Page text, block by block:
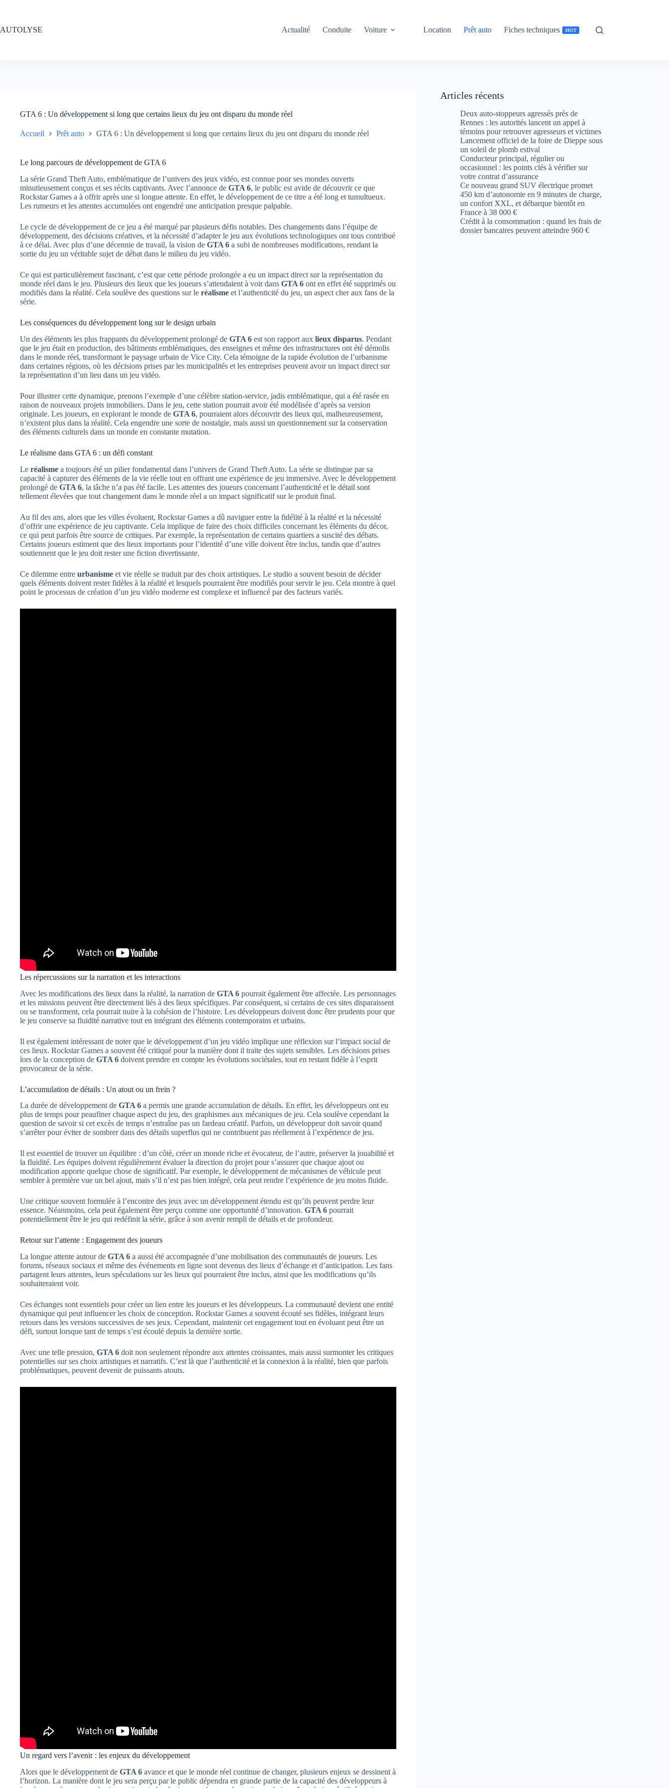
AUTOLYSE
Actualité Conduite Voiture Location Prêt auto Fiches techniques HOT
GTA 6 : Un développement si long que certains lieux du jeu ont disparu du monde réel
Accueil Prêt auto GTA 6 : Un développement si long que certains lieux du jeu ont disparu du monde réel
Le long parcours de développement de GTA 6
La série Grand Theft Auto, emblématique de l’univers des jeux vidéo, est connue pour ses mondes ouverts
minutieusement conçus et ses récits captivants. Avec l’annonce de GTA 6, le public est avide de découvrir ce que
Rockstar Games a à offrir après une si longue attente. En effet, le développement de ce titre a été long et tumultueux.
Les rumeurs et les attentes accumulées ont engendré une anticipation presque palpable.
Le cycle de développement de ce jeu a été marqué par plusieurs défis notables. Des changements dans l’équipe de
développement, des décisions créatives, et la nécessité d’adapter le jeu aux évolutions technologiques ont tous contribué
à ce délai. Avec plus d’une décennie de travail, la vision de GTA 6 a subi de nombreuses modifications, rendant la
sortie du jeu un véritable sujet de débat dans le milieu du jeu vidéo.
Ce qui est particulièrement fascinant, c’est que cette période prolongée a eu un impact direct sur la représentation du
monde réel dans le jeu. Plusieurs des lieux que les joueurs s’attendaient à voir dans GTA 6 ont en effet été supprimés ou
modifiés dans la réalité. Cela soulève des questions sur le réalisme et l’authenticité du jeu, un aspect cher aux fans de la
série.
Les conséquences du développement long sur le design urbain
Un des éléments les plus frappants du développement prolongé de GTA 6 est son rapport aux lieux disparus. Pendant
que le jeu était en production, des bâtiments emblématiques, des enseignes et même des infrastructures ont été démolis
dans le monde réel, transformant le paysage urbain de Vice City. Cela témoigne de la rapide évolution de l’urbanisme
dans certaines régions, où les décisions prises par les municipalités et les entreprises peuvent avoir un impact direct sur
la représentation d’un lieu dans un jeu vidéo.
Pour illustrer cette dynamique, prenons l’exemple d’une célèbre station-service, jadis emblématique, qui a été rasée en
raison de nouveaux projets immobiliers. Dans le jeu, cette station pourrait avoir été modélisée d’après sa version
originale. Les joueurs, en explorant le monde de GTA 6, pourraient alors découvrir des lieux qui, malheureusement,
n’existent plus dans la réalité. Cela engendre une sorte de nostalgie, mais aussi un questionnement sur la conservation
des éléments culturels dans un monde en constante mutation.
Le réalisme dans GTA 6 : un défi constant
Le réalisme a toujours été un pilier fondamental dans l’univers de Grand Theft Auto. La série se distingue par sa
capacité à capturer des éléments de la vie réelle tout en offrant une expérience de jeu immersive. Avec le développement
prolongé de GTA 6, la tâche n’a pas été facile. Les attentes des joueurs concernant l’authenticité et le détail sont
tellement élevées que tout changement dans le monde réel a un impact significatif sur le produit final.
Au fil des ans, alors que les villes évoluent, Rockstar Games a dû naviguer entre la fidélité à la réalité et la nécessité
d’offrir une expérience de jeu captivante. Cela implique de faire des choix difficiles concernant les éléments du décor,
ce qui peut parfois être source de critiques. Par exemple, la représentation de certains quartiers a suscité des débats.
Certains joueurs estiment que des lieux importants pour l’identité d’une ville doivent être inclus, tandis que d’autres
soutiennent que le jeu doit rester une fiction divertissante.
Ce dilemme entre urbanisme et vie réelle se traduit par des choix artistiques. Le studio a souvent besoin de décider
quels éléments doivent rester fidèles à la réalité et lesquels pourraient être modifiés pour servir le jeu. Cela montre à quel
point le processus de création d’un jeu vidéo moderne est complexe et influencé par des facteurs variés.
Les répercussions sur la narration et les interactions
Avec les modifications des lieux dans la réalité, la narration de GTA 6 pourrait également être affectée. Les personnages
et les missions peuvent être directement liés à des lieux spécifiques. Par conséquent, si certains de ces sites disparaissent
ou se transforment, cela pourrait nuire à la cohésion de l’histoire. Les développeurs doivent donc être prudents pour que
le jeu conserve sa fluidité narrative tout en intégrant des éléments contemporains et urbains.
Il est également intéressant de noter que le développement d’un jeu vidéo implique une réflexion sur l’impact social de
ces lieux. Rockstar Games a souvent été critiqué pour la manière dont il traite des sujets sensibles. Les décisions prises
lors de la conception de GTA 6 doivent prendre en compte les évolutions sociétales, tout en restant fidèle à l’esprit
provocateur de la série.
L’accumulation de détails : Un atout ou un frein ?
La durée de développement de GTA 6 a permis une grande accumulation de détails. En effet, les développeurs ont eu
plus de temps pour peaufiner chaque aspect du jeu, des graphismes aux mécaniques de jeu. Cela soulève cependant la
question de savoir si cet excès de temps n’entraîne pas un fardeau créatif. Parfois, un développeur doit savoir quand
s’arrêter pour éviter de sombrer dans des détails superflus qui ne contribuent pas réellement à l’expérience de jeu.
Il est essentiel de trouver un équilibre : d’un côté, créer un monde riche et évocateur, de l’autre, préserver la jouabilité et
la fluidité. Les équipes doivent régulièrement évaluer la direction du projet pour s’assurer que chaque ajout ou
modification apporte quelque chose de significatif. Par exemple, le développement de mécanismes de véhicule peut
sembler à première vue un bel ajout, mais s’il n’est pas bien intégré, cela peut rendre l’expérience de jeu moins fluide.
Une critique souvent formulée à l’encontre des jeux avec un développement étendu est qu’ils peuvent perdre leur
essence. Néanmoins, cela peut également être perçu comme une opportunité d’innovation. GTA 6 pourrait
potentiellement être le jeu qui redéfinit la série, grâce à son avenir rempli de détails et de profondeur.
Retour sur l’attente : Engagement des joueurs
La longue attente autour de GTA 6 a aussi été accompagnée d’une mobilisation des communautés de joueurs. Les
forums, réseaux sociaux et même des événements en ligne sont devenus des lieux d’échange et d’anticipation. Les fans
partagent leurs attentes, leurs spéculations sur les lieux qui pourraient être inclus, ainsi que les modifications qu’ils
souhaiteraient voir.
Ces échanges sont essentiels pour créer un lien entre les joueurs et les développeurs. La communauté devient une entité
dynamique qui peut influencer les choix de conception. Rockstar Games a souvent écouté ses fidèles, intégrant leurs
retours dans les versions successives de ses jeux. Cependant, maintenir cet engagement tout en évoluant peut être un
défi, surtout lorsque tant de temps s’est écoulé depuis la dernière sortie.
Avec une telle pression, GTA 6 doit non seulement répondre aux attentes croissantes, mais aussi surmonter les critiques
potentielles sur ses choix artistiques et narratifs. C’est là que l’authenticité et la connexion à la réalité, bien que parfois
problématiques, peuvent devenir de puissants atouts.
Un regard vers l’avenir : les enjeux du développement
Alors que le développement de GTA 6 avance et que le monde réel continue de changer, plusieurs enjeux se dessinent à
l’horizon. La manière dont le jeu sera perçu par le public dépendra en grande partie de la capacité des développeurs à
Articles récents
Deux auto-stoppeurs agressés près de
Rennes : les autorités lancent un appel à
témoins pour retrouver agresseurs et victimes
Lancement officiel de la foire de Dieppe sous
un soleil de plomb estival
Conducteur principal, régulier ou
occasionnel : les points clés à vérifier sur
votre contrat d’assurance
Ce nouveau grand SUV électrique promet
450 km d’autonomie en 9 minutes de charge,
un confort XXL, et débarque bientôt en
France à 38 000 €
Crédit à la consommation : quand les frais de
dossier bancaires peuvent atteindre 960 €